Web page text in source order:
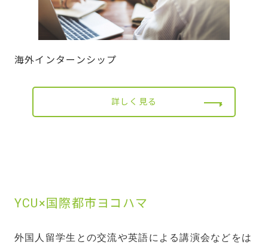
海外インターンシップ
詳しく見る
YCU×国際都市ヨコハマ
外国人留学生との交流や英語による講演会などをは